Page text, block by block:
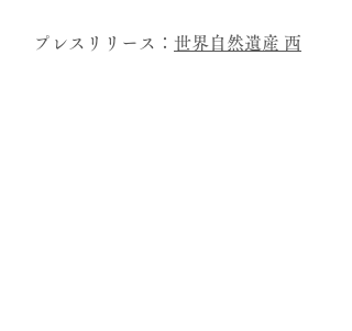
プレスリリース： 世界自然遺産 西